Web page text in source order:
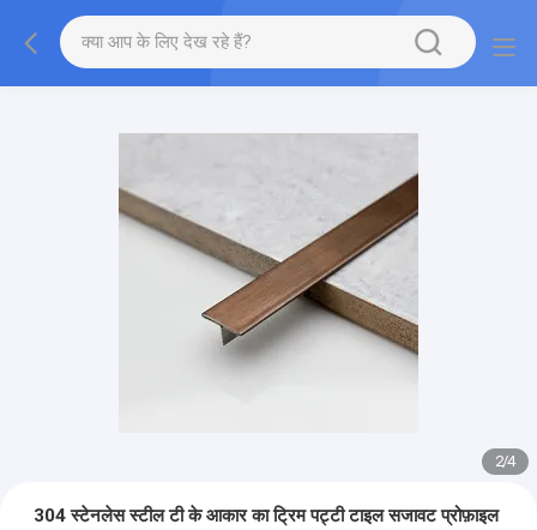
2/4
304 स्टेनलेस स्टील टी के आकार का ट्रिम पट्टी टाइल सजावट प्रोफ़ाइल